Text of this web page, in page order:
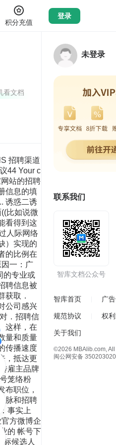
积分充值
登录
看文档
招聘渠道
44 Your c
站的招聘
信息的填
诱惑二诱
如说微
看得到这
人际网络
）实现的
的比例在
一：广
专业或
聘信息被
群获取．
司感兴
．招聘信
这样，在
量和质量
播速度
，抵达更
雇主品牌
络粉
布职位，
脉和招聘
事实上
方微博企
的 帐号下
候选人
未登录
联系我们
智库文档公众号
智库首页 广
规范协议 权
关于我们
©2026 MBAlib.com,
闽公网安备